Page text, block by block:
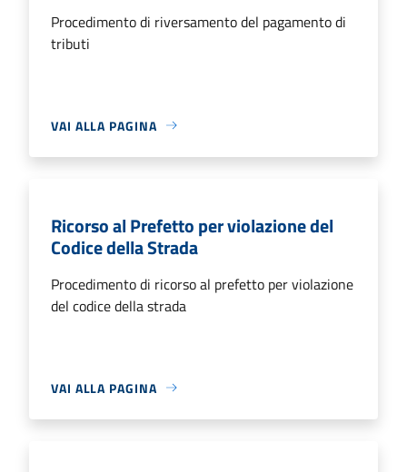
Procedimento di riversamento del pagamento di
tributi
VAI ALLA PAGINA
Ricorso al Prefetto per violazione del
Codice della Strada
Procedimento di ricorso al prefetto per violazione
del codice della strada
VAI ALLA PAGINA